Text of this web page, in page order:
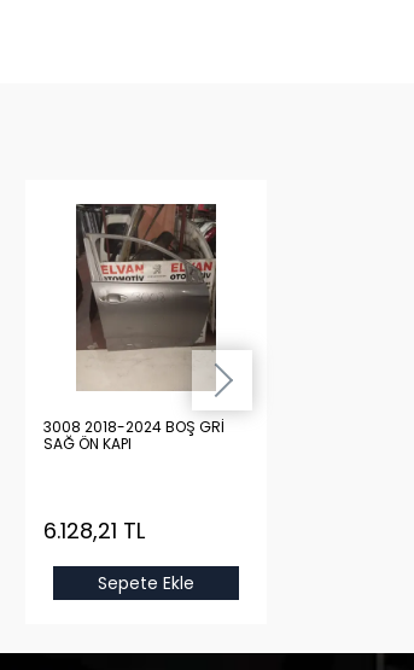
3008 2018-2024 BOŞ GRİ
SAĞ ÖN KAPI
6.128,21 TL
Sepete Ekle